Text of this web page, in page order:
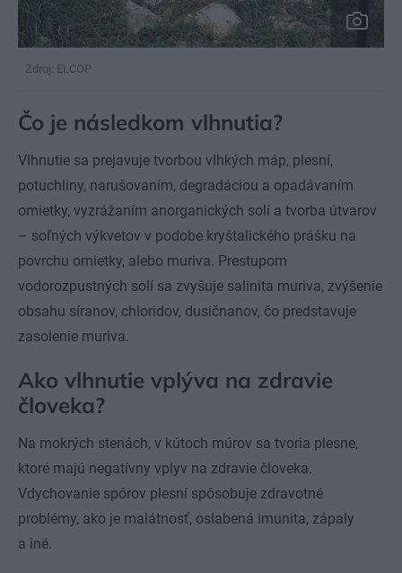
Zdroj: ELCOP
Čo je následkom vlhnutia?
Vlhnutie sa prejavuje tvorbou vlhkých máp, plesní,
potuchliny, narušovaním, degradáciou a opadávaním
omietky, vyzrážaním anorganických solí a tvorba útvarov
– soľných výkvetov v podobe kryštalického prášku na
povrchu omietky, alebo muriva. Prestupom
vodorozpustných solí sa zvyšuje salinita muriva, zvýšenie
obsahu síranov, chloridov, dusičnanov, čo predstavuje
zasolenie muriva.
Ako vlhnutie vplýva na zdravie
človeka?
Na mokrých stenách, v kútoch múrov sa tvoria plesne,
ktoré majú negatívny vplyv na zdravie človeka.
Vdychovanie spórov plesní spôsobuje zdravotné
problémy, ako je malátnosť, oslabená imunita, zápaly
a iné.